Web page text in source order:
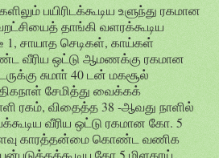
பயிரிடக்கூடிய உளுந்து ரகமான
தாங்கி வளரக்கூடிய
1, சாயாத செடிகள், காய்கள்
வீரிய ஒட்டு ஆமணக்கு ரகமான
சுமாா் 40 டன் மகசூல்
சேமித்து வைக்கக்
ரகம், விதைத்த 38 -ஆவது நாளில்
வீரிய ஒட்டு ரகமான கோ. 5
காரத்தன்மை கொண்ட வணிக
கோ 5 மிளகாய்